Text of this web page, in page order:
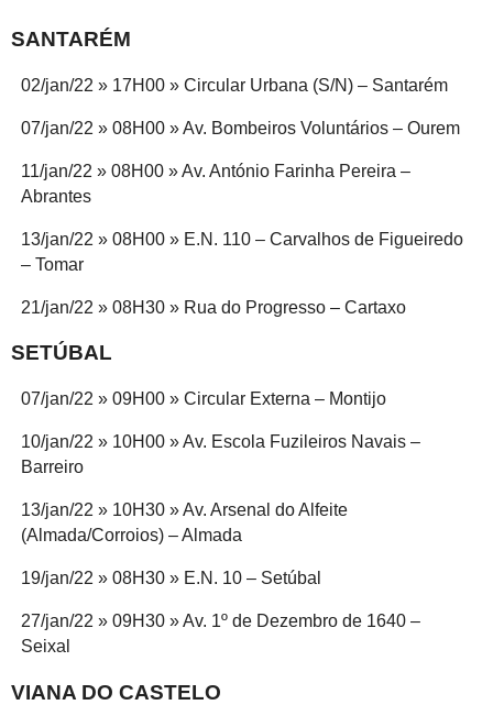
SANTARÉM
02/jan/22 » 17H00 » Circular Urbana (S/N) – Santarém
07/jan/22 » 08H00 » Av. Bombeiros Voluntários – Ourem
11/jan/22 » 08H00 » Av. António Farinha Pereira –
Abrantes
13/jan/22 » 08H00 » E.N. 110 – Carvalhos de Figueiredo
– Tomar
21/jan/22 » 08H30 » Rua do Progresso – Cartaxo
SETÚBAL
07/jan/22 » 09H00 » Circular Externa – Montijo
10/jan/22 » 10H00 » Av. Escola Fuzileiros Navais –
Barreiro
13/jan/22 » 10H30 » Av. Arsenal do Alfeite
(Almada/Corroios) – Almada
19/jan/22 » 08H30 » E.N. 10 – Setúbal
27/jan/22 » 09H30 » Av. 1º de Dezembro de 1640 –
Seixal
VIANA DO CASTELO